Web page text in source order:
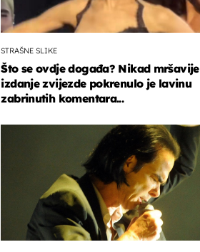
STRAŠNE SLIKE
Što se ovdje događa? Nikad mršavije
izdanje zvijezde pokrenulo je lavinu
zabrinutih komentara...